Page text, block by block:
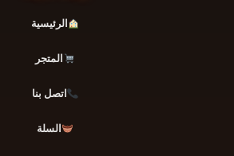
الرئيسية
المتجر
اتصل بنا
السلة